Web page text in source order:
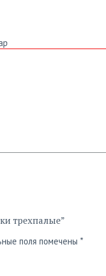
трехпалые”
поля помечены *